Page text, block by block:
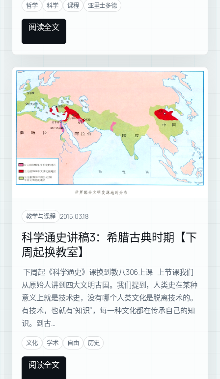
哲学 科学 课程 亚里士多德
阅读全文
教学与课程 2015.03.18
科学通史讲稿3：希腊古典时期【下
周起换教室】
下周起《科学通史》课换到教八306上课 上节课我们
从原始人讲到四大文明古国。我们提到，人类史在某种
意义上就是技术史，没有哪个人类文化是脱离技术的。
有技术，也就有“知识”，每一种文化都在传承自己的知
识。到古…
文化 学术 自由 历史
阅读全文